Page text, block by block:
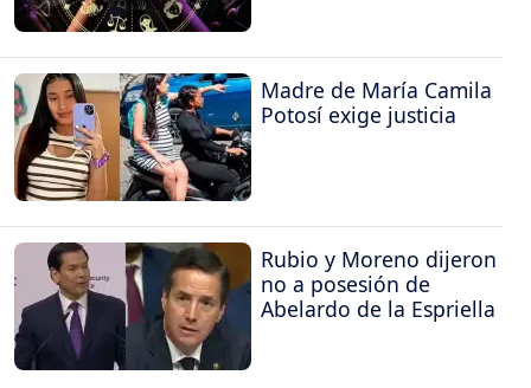
Madre de María Camila
Potosí exige justicia
Rubio y Moreno dijeron
no a posesión de
Abelardo de la Espriella